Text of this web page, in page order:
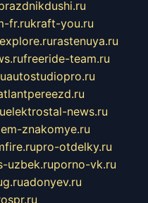
fr.rukraft-you.ru
rastenuya.ru
freeride-team.ru
autostudiopro.ru
elektrostal-news.ru
znakomye.ru
pro-otdelky.ru
uzbek.ruporno-vk.ru
adonyev.ru